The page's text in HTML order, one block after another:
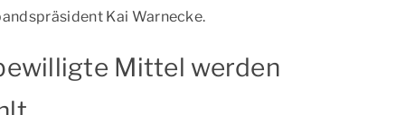
Kai Warnecke.
Mittel werden